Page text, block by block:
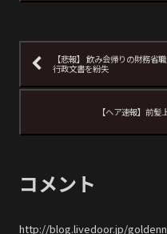
【悲報】 飲み会帰りの財務省
行政文書を紛失
【ヘア速報】前
コメント
http://blog.livedoor.jp/